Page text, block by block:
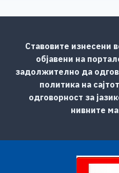
Ставовите изнесени
објавени на
задолжително да
политика на
одговорност за
нивните